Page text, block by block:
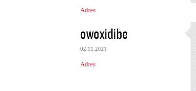
Adres
owoxidibe
02.11.2021
Adres